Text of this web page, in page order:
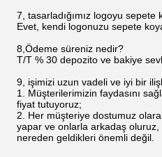
7, tasarladığımız logoyu sepete
Evet, kendi logonuzu sepete
8,Ödeme süreniz nedir?
T/T % 30 depozito ve bakiye
9, işimizi uzun vadeli ve iyi bir
1. Müşterilerimizin faydasını
fiyat tutuyoruz;
2. Her müşteriye dostumuz
yapar ve onlarla arkadaş oluruz,
nereden geldikleri önemli değil.